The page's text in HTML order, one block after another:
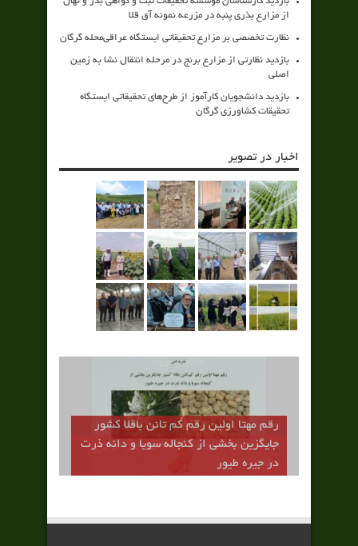
از مزارع بذری پنبه در مزرعه نمونه آق قلا
نظارت تخصصی بر مزارع تحقیقاتی ایستگاه عراقی‌محله گرگان
بازدید نظارتی از مزارع برنج در مرحله انتقال نشا به زمین
اصلی
بازدید دانشجویان کارآموز از طرح‌های تحقیقاتی ایستگاه
تحقیقات کشاورزی گرگان
اخبار در تصویر
رقم مهتا اولين رقم كم تانن باقلا كشور
جايگزين بخشي از كنجاله سويا و دانه ذرت
در جيره طيور